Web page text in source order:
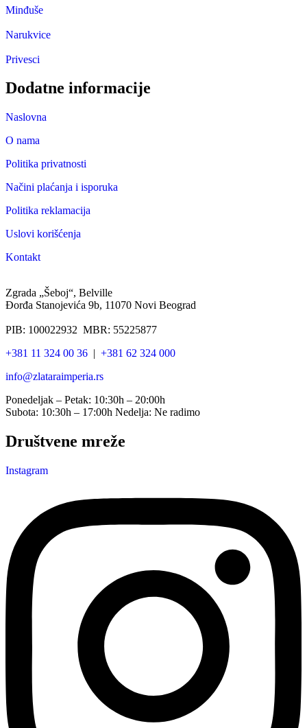
Minđuše
Narukvice
Privesci
Dodatne informacije
Naslovna
O nama
Politika privatnosti
Načini plaćanja i isporuka
Politika reklamacija
Uslovi korišćenja
Kontakt
Zgrada „Šeboj“, Belville
Đorđa Stanojevića 9b, 11070 Novi Beograd
PIB: 100022932 MBR: 55225877
+381 11 324 00 36 | +381 62 324 000
info@zlataraimperia.rs
Ponedeljak – Petak: 10:30h – 20:00h
Subota: 10:30h – 17:00h Nedelja: Ne radimo
Društvene mreže
Instagram